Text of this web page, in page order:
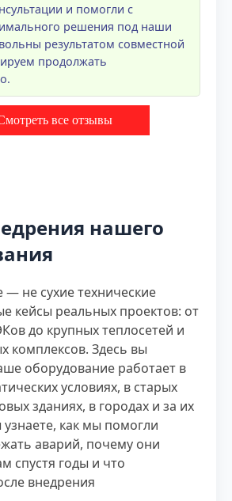
и помогли с
решения под наши
результатом совместной
продолжать
все отзывы
нашего
— не сухие технические
кейсы реальных проектов: от
до крупных теплосетей и
комплексов. Здесь вы
оборудование работает в
условиях, в старых
зданиях, в городах и за их
как мы помогли
аварий, почему они
спустя годы и что
внедрения